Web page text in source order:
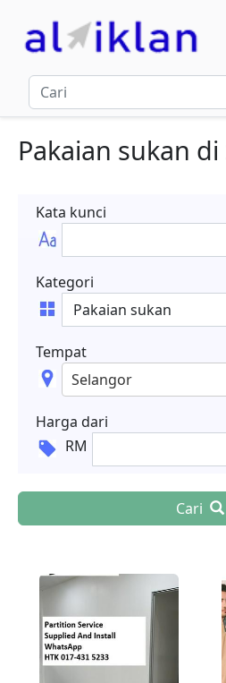
Pakaian sukan di
Kata kunci
Kategori
Tempat
Selangor
Harga dari
RM
Cari